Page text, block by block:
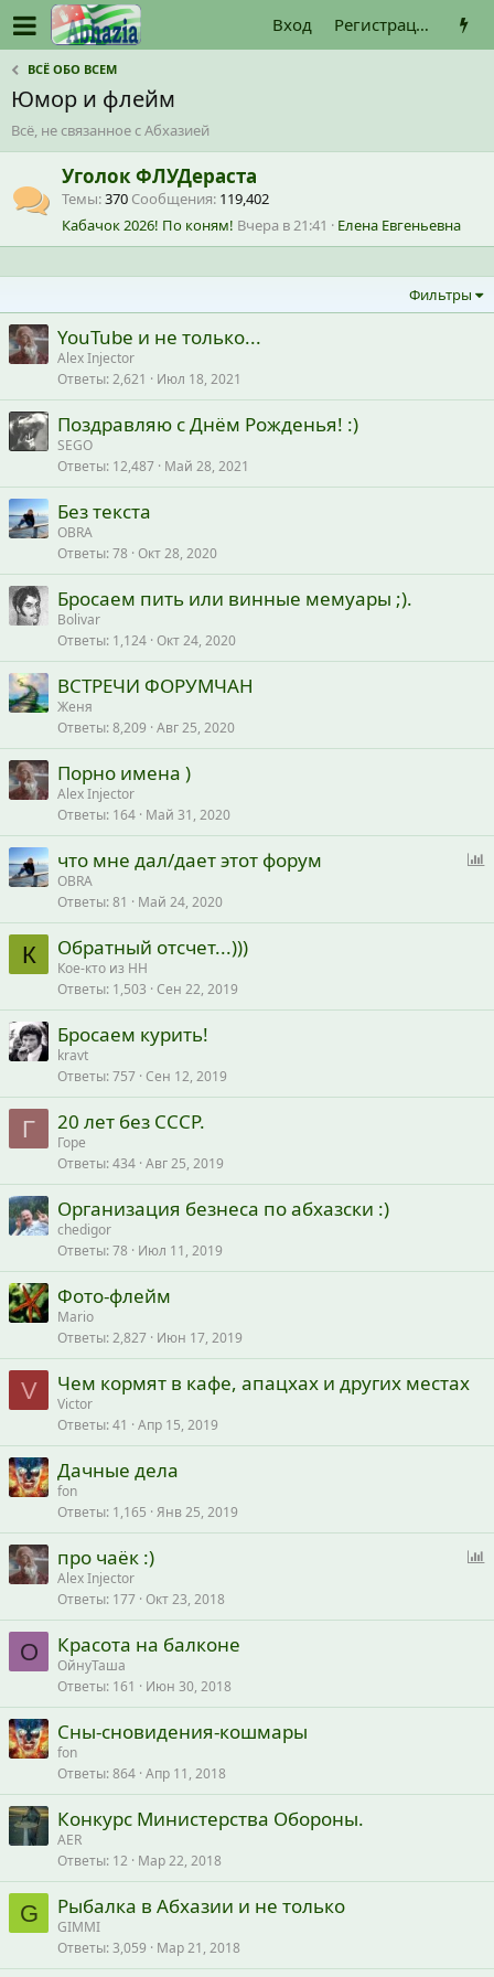
Вход Регистрация
ВСЁ ОБО ВСЕМ
Юмор и флейм
Всё, не связанное с Абхазией
Уголок ФЛУДераста
Темы 370 Сообщения 119,402
Кабачок 2026! По коням! Вчера в 21:41 Елена Евгеньевна
Фильтры
YouTube и не только...
Alex Injector
Ответы 2,621 Июл 18, 2021
Поздравляю с Днём Рожденья! :)
SEGO
Ответы 12,487 Май 28, 2021
Без текста
OBRA
Ответы 78 Окт 28, 2020
Бросаем пить или винные мемуары ;).
Bolivar
Ответы 1,124 Окт 24, 2020
ВСТРЕЧИ ФОРУМЧАН
Женя
Ответы 8,209 Авг 25, 2020
Порно имена )
Alex Injector
Ответы 164 Май 31, 2020
о
что мне дал/дает этот форум
OBRA
Ответы 81 Май 24, 2020
К Обратный отсчет...)))
Кое-кто из НН
Ответы 1,503 Сен 22, 2019
Бросаем курить!
kravt
Ответы 757 Сен 12, 2019
Г 20 лет без СССР.
Горе
Ответы 434 Авг 25, 2019
Организация безнеса по абхазски :)
chedigor
Ответы 78 Июл 11, 2019
Фото-флейм
Mario
Ответы 2,827 Июн 17, 2019
V Чем кормят в кафе, апацхах и других местах
Victor
Ответы 41 Апр 15, 2019
Дачные дела
fon
Ответы 1,165 Янв 25, 2019
о
про чаёк :)
Alex Injector
Ответы 177 Окт 23, 2018
О Красота на балконе
ОйнуТаша
Ответы 161 Июн 30, 2018
Сны-сновидения-кошмары
fon
Ответы 864 Апр 11, 2018
Конкурс Министерства Обороны.
AER
Ответы 12 Мар 22, 2018
G Рыбалка в Абхазии и не только
GIMMI
Ответы 3,059 Мар 21, 2018